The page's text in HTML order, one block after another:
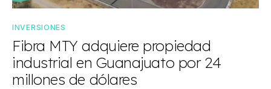
INVERSIONES
Fibra MTY adquiere propiedad
industrial en Guanajuato por 24
millones de dólares